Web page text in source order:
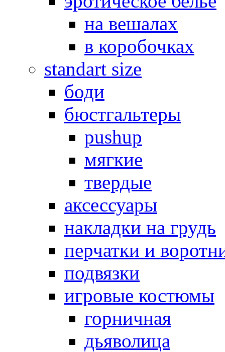
на вешалах
в коробочках
standart size
боди
бюстгальтеры
pushup
мягкие
твердые
аксессуары
накладки на грудь
перчатки и
подвязки
игровые костюмы
горничная
дьяволица